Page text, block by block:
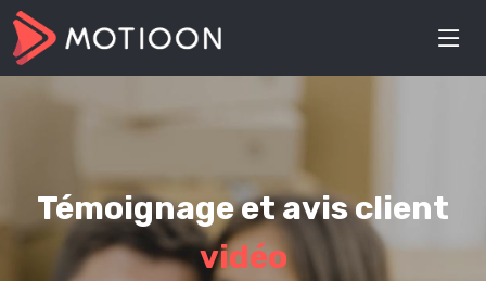
Témoignage et avis client
vidéo